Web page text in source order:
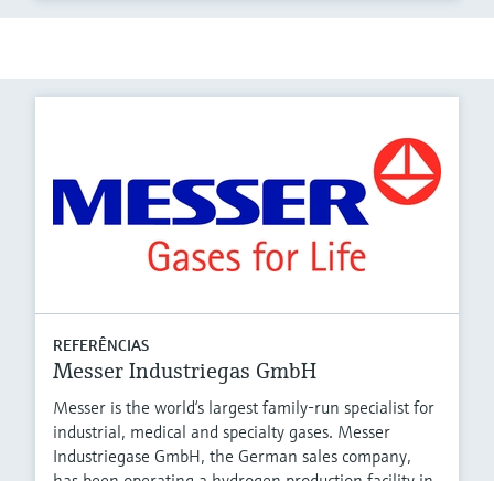
REFERÊNCIAS
Messer Industriegas GmbH
Messer is the world‘s largest family-run specialist for
industrial, medical and specialty gases. Messer
Industriegase GmbH, the German sales company,